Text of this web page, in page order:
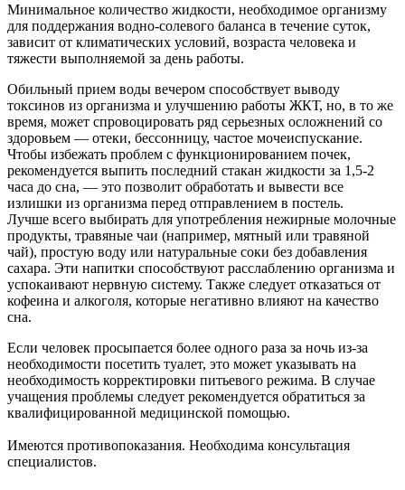
Минимальное количество жидкости, необходимое организму
для поддержания водно-солевого баланса в течение суток,
зависит от климатических условий, возраста человека и
тяжести выполняемой за день работы.
Обильный прием воды вечером способствует выводу
токсинов из организма и улучшению работы ЖКТ, но, в то же
время, может спровоцировать ряд серьезных осложнений со
здоровьем — отеки, бессонницу, частое мочеиспускание.
Чтобы избежать проблем с функционированием почек,
рекомендуется выпить последний стакан жидкости за 1,5-2
часа до сна, — это позволит обработать и вывести все
излишки из организма перед отправлением в постель.
Лучше всего выбирать для употребления нежирные молочные
продукты, травяные чаи (например, мятный или травяной
чай), простую воду или натуральные соки без добавления
сахара. Эти напитки способствуют расслаблению организма и
успокаивают нервную систему. Также следует отказаться от
кофеина и алкоголя, которые негативно влияют на качество
сна.
Если человек просыпается более одного раза за ночь из-за
необходимости посетить туалет, это может указывать на
необходимость корректировки питьевого режима. В случае
учащения проблемы следует рекомендуется обратиться за
квалифицированной медицинской помощью.
Имеются противопоказания. Необходима консультация
специалистов.